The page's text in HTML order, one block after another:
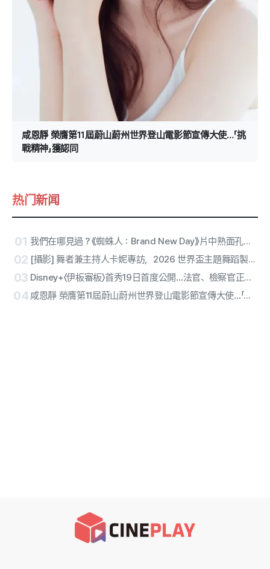
咸恩靜 榮膺第11屆蔚山蔚州世界登山電影節宣傳大使…「挑
戰精神」獲認同
热门新闻
01 我們在哪見過？《蜘蛛人：Brand New Day》片中熟面孔都來自哪些作品
02 [攝影] 舞者兼主持人卡妮專訪，2026 世界盃主題舞蹈製作獲榮耀…「在中場秀中遇見BTS很特別」
03 Disney+〈伊板審板〉首秀19日首度公開…法官、檢察官正面交鋒
04 咸恩靜 榮膺第11屆蔚山蔚州世界登山電影節宣傳大使…「挑戰精神」獲認同